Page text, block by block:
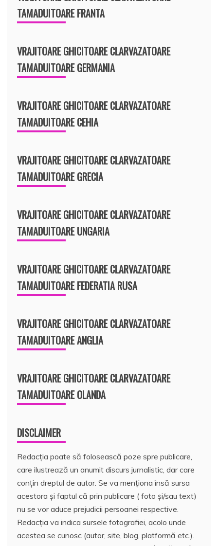
TAMADUITOARE FRANTA
VRAJITOARE GHICITOARE CLARVAZATOARE
TAMADUITOARE GERMANIA
VRAJITOARE GHICITOARE CLARVAZATOARE
TAMADUITOARE CEHIA
VRAJITOARE GHICITOARE CLARVAZATOARE
TAMADUITOARE GRECIA
VRAJITOARE GHICITOARE CLARVAZATOARE
TAMADUITOARE UNGARIA
VRAJITOARE GHICITOARE CLARVAZATOARE
TAMADUITOARE FEDERATIA RUSA
VRAJITOARE GHICITOARE CLARVAZATOARE
TAMADUITOARE ANGLIA
VRAJITOARE GHICITOARE CLARVAZATOARE
TAMADUITOARE OLANDA
DISCLAIMER
Redacția poate să folosească poze spre publicare,
care ilustrează un anumit discurs jurnalistic, dar care
conțin dreptul de autor. Se va menționa însă sursa
acestora și faptul că prin publicare ( foto și/sau text)
nu se vor aduce prejudicii persoanei respective.
Redacția va indica sursele fotografiei, acolo unde
acestea se cunosc (autor, site, blog, platformă etc.).